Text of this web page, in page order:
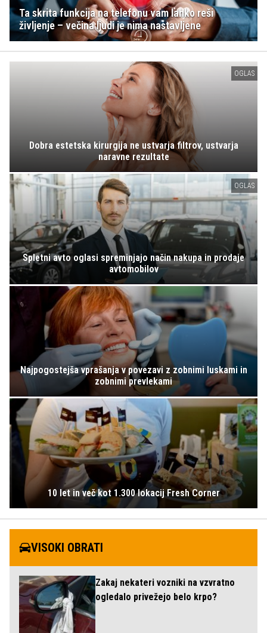
Ta skrita funkcija na telefonu vam lahko reši
življenje – večina ljudi je nima nastavljene
OGLAS
Dobra estetska kirurgija ne ustvarja filtrov, ustvarja
naravne rezultate
OGLAS
Spletni avto oglasi spreminjajo način nakupa in prodaje
avtomobilov
Najpogostejša vprašanja v povezavi z zobnimi luskami in
zobnimi prevlekami
10 let in več kot 1.300 lokacij Fresh Corner
VISOKI OBRATI
Zakaj nekateri vozniki na vzvratno
ogledalo privežejo belo krpo?